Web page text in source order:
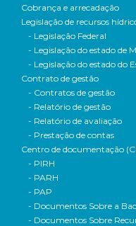
Cobrança e arrecadação
Legislação de recursos
- Legislação Federal
- Legislação do estado de
- Legislação do estado do
Contrato de gestão
- Contratos de gestão
- Relatório de gestão
- Relatório de avaliação
- Prestação de contas
Centro de documentação
- PIRH
- PARH
- PAP
- Documentos Sobre a
- Documentos Sobre